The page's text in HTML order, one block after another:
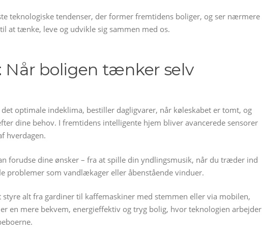
teknologiske tendenser, der former fremtidens boliger, og ser nærmere
at tænke, leve og udvikle sig sammen med os.
Når boligen tænker selv
optimale indeklima, bestiller dagligvarer, når køleskabet er tomt, og
dine behov. I fremtidens intelligente hjem bliver avancerede sensorer
hverdagen.
forudse dine ønsker – fra at spille din yndlingsmusik, når du træder ind
problemer som vandlækager eller åbenstående vinduer.
alt fra gardiner til kaffemaskiner med stemmen eller via mobilen,
en mere bekvem, energieffektiv og tryg bolig, hvor teknologien arbejder